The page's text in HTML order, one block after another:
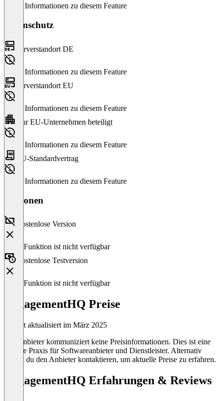
Keine Informationen zu diesem Feature
Datenschutz
Serverstandort DE
Keine Informationen zu diesem Feature
Serverstandort EU
Keine Informationen zu diesem Feature
Nur EU-Unternehmen beteiligt
Keine Informationen zu diesem Feature
EU-Standardvertrag
Keine Informationen zu diesem Feature
Versionen
Kostenlose Version
Diese Funktion ist nicht verfügbar
Kostenlose Testversion
Diese Funktion ist nicht verfügbar
EngagementHQ Preise
Zuletzt aktualisiert im März 2025
Der Anbieter kommuniziert keine Preisinformationen. Dies ist eine
übliche Praxis für Softwareanbieter und Dienstleister. Alternativ
kannst du den Anbieter kontaktieren, um aktuelle Preise zu erfahren.
EngagementHQ Erfahrungen & Reviews